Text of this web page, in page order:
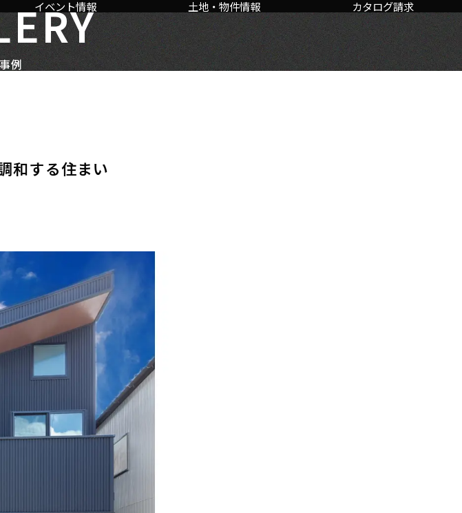
イベント情報 土地・物件情報 カタログ請求
例
和する住まい